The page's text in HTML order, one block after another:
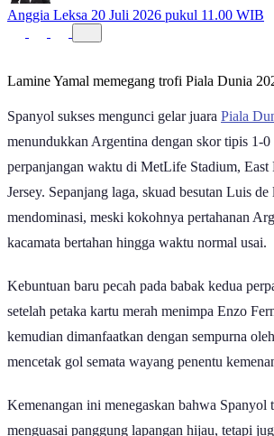
Anggia Leksa 20 Juli 2026 pukul 11.00 WIB